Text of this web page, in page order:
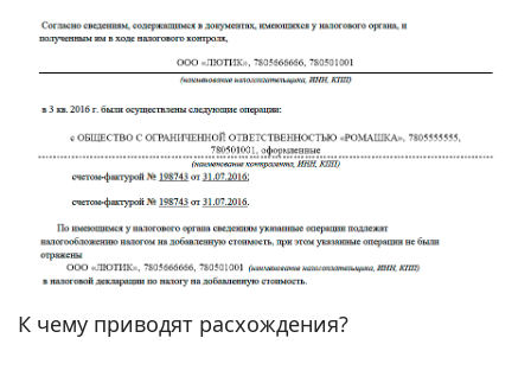
К чему приводят расхождения?